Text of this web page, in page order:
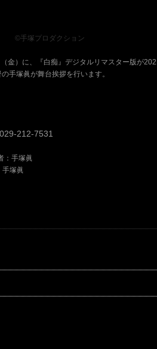
©手塚プロダクション
金）に、『白痴』デジタルリマスター版が
手塚眞が舞台挨拶を行います。
212-7531
：手塚眞
塚眞